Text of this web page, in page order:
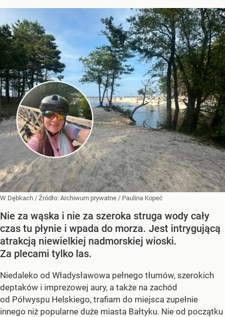
W Dębkach / Źródło: Archiwum prywatne / Paulina Kopeć
Nie za wąska i nie za szeroka struga wody cały
czas tu płynie i wpada do morza. Jest intrygującą
atrakcją niewielkiej nadmorskiej wioski.
Za plecami tylko las.
Niedaleko od Władysławowa pełnego tłumów, szerokich
deptaków i imprezowej aury, a także na zachód
od Półwyspu Helskiego, trafiam do miejsca zupełnie
innego niż popularne duże miasta Bałtyku. Nie od początku